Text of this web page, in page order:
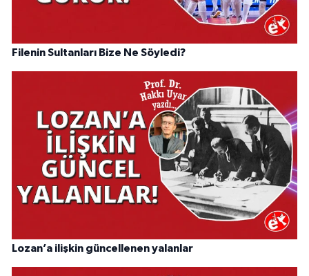
Filenin Sultanları Bize Ne Söyledi?
Lozan’a ilişkin güncellenen yalanlar